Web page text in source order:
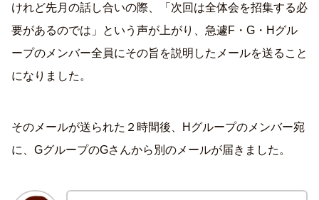
けれど先月の話し合いの際、「次回は全体会を招集する必
要があるのでは」という声が上がり、急遽F・G・Hグル
ープのメンバー全員にその旨を説明したメールを送ること
になりました。
そのメールが送られた２時間後、Hグループのメンバー宛
に、GグループのGさんから別のメールが届きました。